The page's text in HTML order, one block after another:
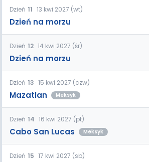
Dzień 11 13 kwi 2027 (wt)
Dzień na morzu
Dzień 12 14 kwi 2027 (śr)
Dzień na morzu
Dzień 13 15 kwi 2027 (czw)
Mazatlan Meksyk
Dzień 14 16 kwi 2027 (pt)
Cabo San Lucas Meksyk
Dzień 15 17 kwi 2027 (sb)